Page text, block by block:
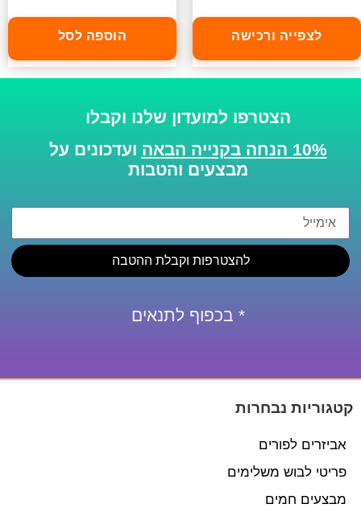
לצפייה ורכישה הוספה לסל
הצטרפו למועדון שלנו וקבלו
10% הנחה בקנייה הבאה
ועדכונים על
מבצעים והטבות
להצטרפות וקבלת ההטבה
* בכפוף לתנאים
קטגוריות נבחרות
אביזרים לפורים
פריטי לבוש משלימים
מבצעים חמים